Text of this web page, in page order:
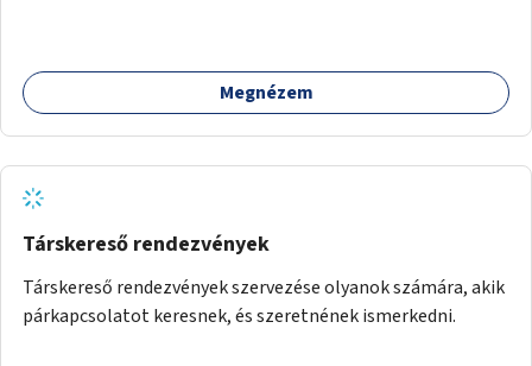
Megnézem
Társkereső rendezvények
Társkereső rendezvények szervezése olyanok számára, akik
párkapcsolatot keresnek, és szeretnének ismerkedni.